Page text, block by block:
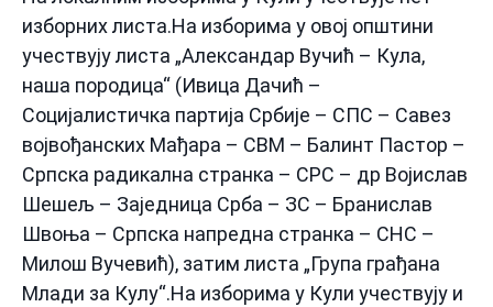
изборних листа.На изборима у овој општини
учествују листа „Александар Вучић – Кула,
наша породица“ (Ивица Дачић –
Социјалистичка партија Србије – СПС – Савез
војвођанских Мађара – СВМ – Балинт Пастор –
Српска радикална странка – СРС – др Војислав
Шешељ – Заједница Срба – ЗС – Бранислав
Швоња – Српска напредна странка – СНС –
Милош Вучевић), затим листа „Група грађана
Млади за Кулу“.На изборима у Кули учествују и